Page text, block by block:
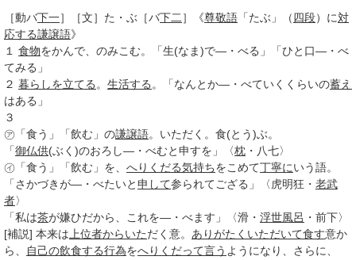
［動バ下一］ ［文］た・ぶ ［バ下二 ］ 《尊敬語 「たぶ」（四段）に対
応する謙譲語》
１
食物をかんで、のみこむ。「生(なま)で―・べる」「ひと口―・べ
てみる」
２ 暮らしを立てる 。 生活する 。「なんとか―・べていくくらいの蓄え
はある」
３
㋐「食う」「飲む」の謙譲語。いただく。食(とう)ぶ。
「御仏供(ぶく)のおろし―・べむと申すを」〈枕 ・八七〉
㋑「食う」「飲む」を、 へりくだる気持ちをこめて丁寧にいう語。
「さかづきが―・べたいと申して参られてござる」〈虎明狂・ 老武
者〉
「私は茶が嫌ひだから、これを―・べます」〈滑・ 浮世風呂 ・前下〉
[補説] 本来は 上位者からいただく意。 ありがたく いただいて食す意か
ら、
自己の飲食する行為をへりくだって言う ようになり、さらに、